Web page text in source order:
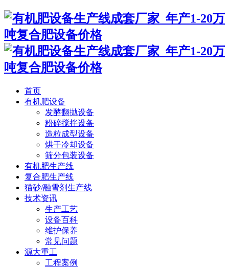
首页
有机肥设备
发酵翻抛设备
粉碎搅拌设备
造粒成型设备
烘干冷却设备
筛分包装设备
有机肥生产线
复合肥生产线
猫砂/融雪剂生产线
技术资讯
生产工艺
设备百科
维护保养
常见问题
源大重工
工程案例